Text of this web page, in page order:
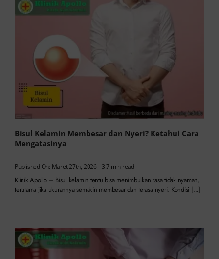
Bisul Kelamin Membesar dan Nyeri? Ketahui Cara
Mengatasinya
Published On: Maret 27th, 2026 3.7 min read
Klinik Apollo – Bisul kelamin tentu bisa menimbulkan rasa tidak nyaman,
terutama jika ukurannya semakin membesar dan terasa nyeri. Kondisi […]